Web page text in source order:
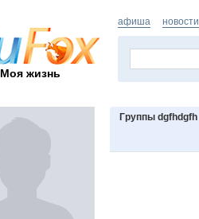
Моя жизнь
афиша новости
Группы dgfhdgfh